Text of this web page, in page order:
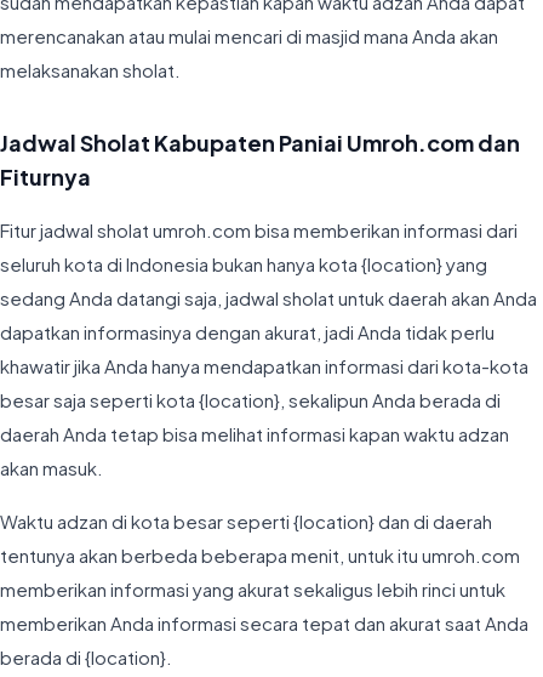
merencanakan atau mulai mencari di masjid mana Anda akan
melaksanakan sholat.
Jadwal Sholat Kabupaten Paniai Umroh.com dan
Fiturnya
Fitur jadwal sholat umroh.com bisa memberikan informasi dari
seluruh kota di Indonesia bukan hanya kota {location} yang
sedang Anda datangi saja, jadwal sholat untuk daerah akan Anda
dapatkan informasinya dengan akurat, jadi Anda tidak perlu
khawatir jika Anda hanya mendapatkan informasi dari kota-kota
besar saja seperti kota {location}, sekalipun Anda berada di
daerah Anda tetap bisa melihat informasi kapan waktu adzan
akan masuk.
Waktu adzan di kota besar seperti {location} dan di daerah
tentunya akan berbeda beberapa menit, untuk itu umroh.com
memberikan informasi yang akurat sekaligus lebih rinci untuk
memberikan Anda informasi secara tepat dan akurat saat Anda
berada di {location}.